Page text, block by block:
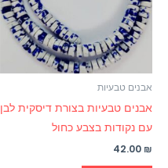
אבנים טבעיות
אבנים טבעיות בצורת דיסקית לבן
עם נקודות בצבע כחול
42.00 ₪